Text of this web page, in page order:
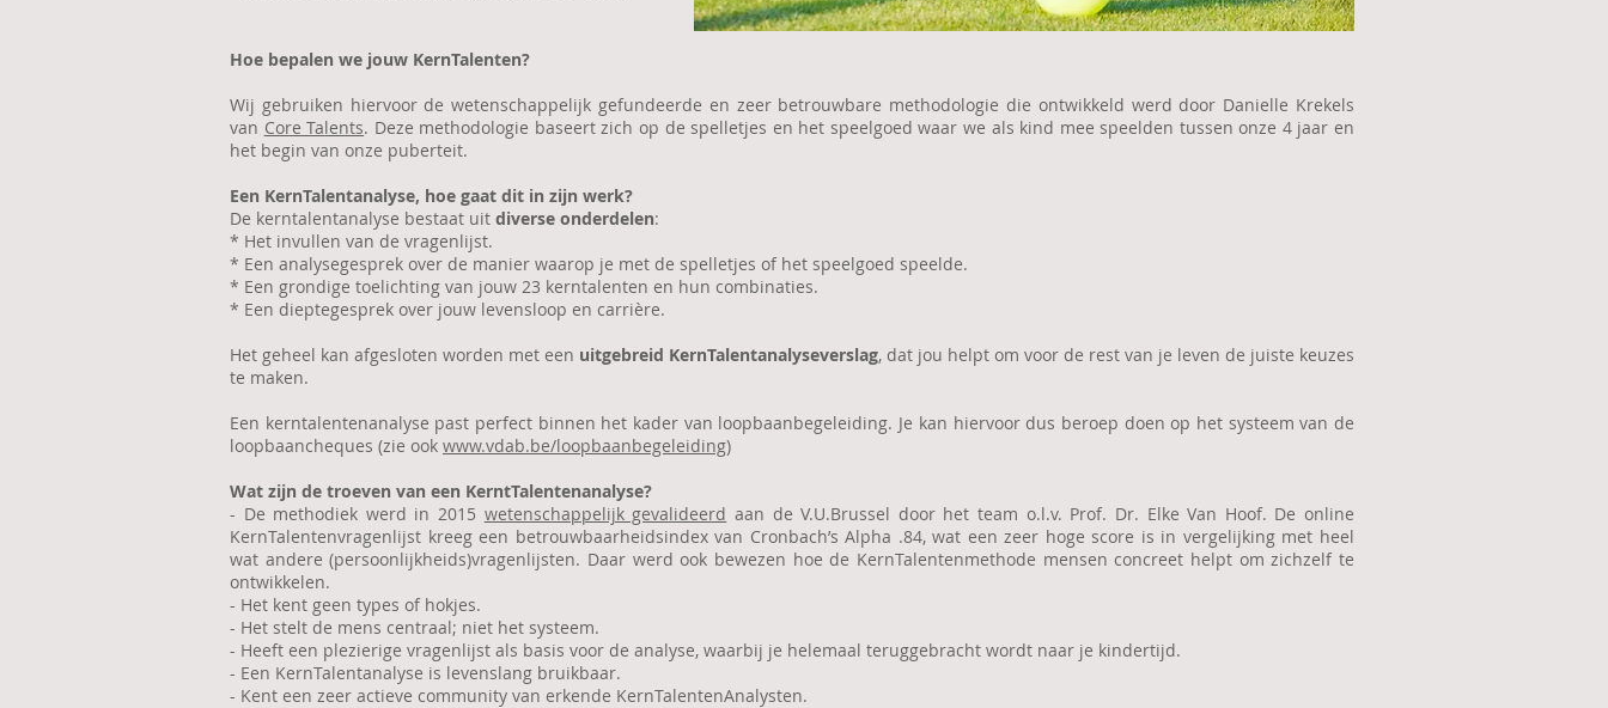
Hoe bepalen we jouw KernTalenten?
Wij gebruiken hiervoor de wetenschappelijk gefundeerde en zeer betrouwbare methodologie die ontwikkeld werd door Danielle Krekels
van Core Talents. Deze methodologie baseert zich op de spelletjes en het speelgoed waar we als kind mee speelden tussen onze 4 jaar en
het begin van onze puberteit.
Een KernTalentanalyse, hoe gaat dit in zijn werk?
De kerntalentanalyse bestaat uit diverse onderdelen:
* Het invullen van de vragenlijst.
* Een analysegesprek over de manier waarop je met de spelletjes of het speelgoed speelde.
* Een grondige toelichting van jouw 23 kerntalenten en hun combinaties.
* Een dieptegesprek over jouw levensloop en carrière.
Het geheel kan afgesloten worden met een uitgebreid KernTalentanalyseverslag, dat jou helpt om voor de rest van je leven de juiste keuzes
te maken.
Een kerntalentenanalyse past perfect binnen het kader van loopbaanbegeleiding. Je kan hiervoor dus beroep doen op het systeem van de
loopbaancheques (zie ook www.vdab.be/loopbaanbegeleiding)
Wat zijn de troeven van een KerntTalentenanalyse?
- De methodiek werd in 2015 wetenschappelijk gevalideerd aan de V.U.Brussel door het team o.l.v. Prof. Dr. Elke Van Hoof. De online
KernTalentenvragenlijst kreeg een betrouwbaarheidsindex van Cronbach’s Alpha .84, wat een zeer hoge score is in vergelijking met heel
wat andere (persoonlijkheids)vragenlijsten. Daar werd ook bewezen hoe de KernTalentenmethode mensen concreet helpt om zichzelf te
ontwikkelen.
- Het kent geen types of hokjes.
- Het stelt de mens centraal; niet het systeem.
- Heeft een plezierige vragenlijst als basis voor de analyse, waarbij je helemaal teruggebracht wordt naar je kindertijd.
- Een KernTalentanalyse is levenslang bruikbaar.
- Kent een zeer actieve community van erkende KernTalentenAnalysten.